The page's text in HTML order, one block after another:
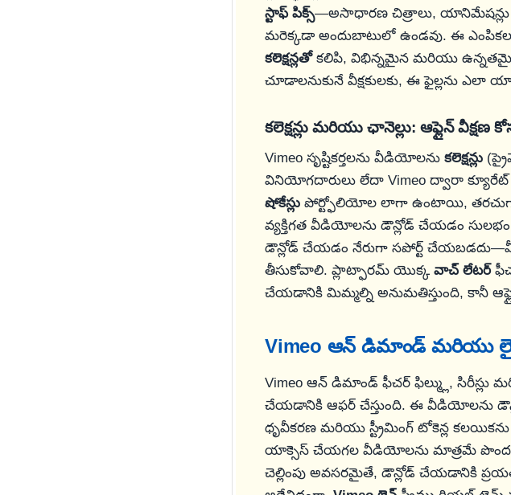
స్టాఫ్ పిక్స్—అసాధారణ చిత్రాలు, యానిమేషన్లు
మరెక్కడా అందుబాటులో ఉండవు. ఈ
కలెక్షన్లతోకలిపి, విభిన్నమైన మరియు
చూడాలనుకునే వీక్షకులకు, ఈ ఫైల్లను
కలెక్షన్లు మరియు ఛానెల్లు: ఆఫ్లైన్ వీక్షణ
Vimeo సృష్టికర్తలను వీడియోలను కలెక్షన్లు
వినియోగదారులు లేదా Vimeo ద్వారా
షోకేస్లు పోర్ట్ఫోలియోల లాగా ఉంటాయి, తరచుగా
వ్యక్తిగత వీడియోలను డౌన్లోడ్ చేయడం
డౌన్లోడ్ చేయడం నేరుగా సపోర్ట్
తీసుకోవాలి. ప్లాట్ఫారమ్ యొక్క వాచ్ లేటర్
చేయడానికి మిమ్మల్ని అనుమతిస్తుంది, కానీ
Vimeo ఆన్ డిమాండ్ మరియు
Vimeo ఆన్ డిమాండ్ ఫీచర్ ఫిల్మ్లు, సిరీస్లు
చేయడానికి ఆఫర్ చేస్తుంది. ఈ వీడియోలను
ధృవీకరణ మరియు స్ట్రీమింగ్ టోకెన్ల
యాక్సెస్ చేయగల వీడియోలను మాత్రమే
చెల్లింపు అవసరమైతే, డౌన్లోడ్ చేయడానికి